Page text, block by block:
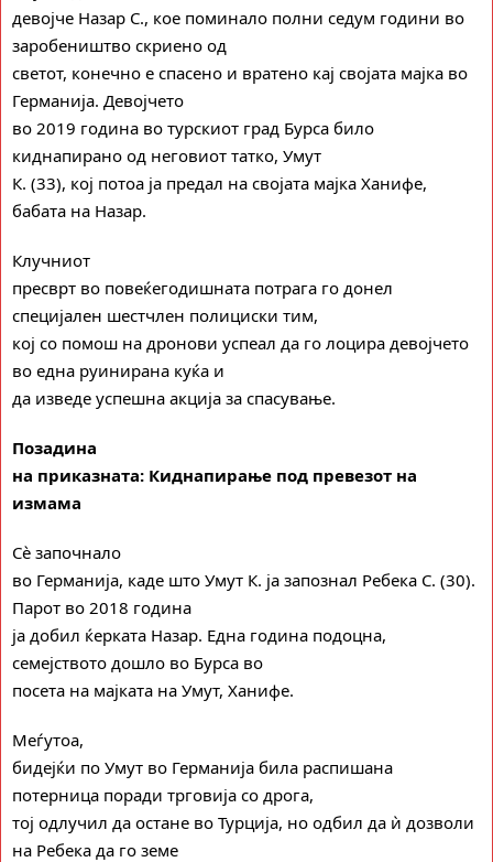
девојче Назар С., кое поминало полни седум години во
заробеништво скриено од
светот, конечно е спасено и вратено кај својата мајка во
Германија. Девојчето
во 2019 година во турскиот град Бурса било
киднапирано од неговиот татко, Умут
К. (33), кој потоа ја предал на својата мајка Ханифе,
бабата на Назар.
Клучниот
пресврт во повеќегодишната потрага го донел
специјален шестчлен полициски тим,
кој со помош на дронови успеал да го лоцира девојчето
во една руинирана куќа и
да изведе успешна акција за спасување.
Позадина
на приказната: Киднапирање под превезот на
измама
Сè започнало
во Германија, каде што Умут К. ја запознал Ребека С. (30).
Парот во 2018 година
ја добил ќерката Назар. Една година подоцна,
семејството дошло во Бурса во
посета на мајката на Умут, Ханифе.
Меѓутоа,
бидејќи по Умут во Германија била распишана
потерница поради трговија со дрога,
тој одлучил да остане во Турција, но одбил да ѝ дозволи
на Ребека да го земе